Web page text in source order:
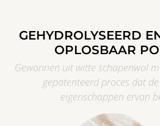
GEHYDROLYSEERD
OPLOSBAAR
Gewonnen uit witte schapenwol
gepatenteerd proces dat
eigenschappen ervan